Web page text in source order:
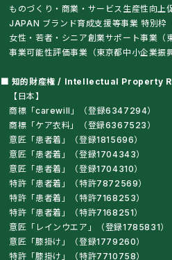
ものづくり・商業・サービス生産性向上
JAPAN ブランド育成支援等事業 特別枠
女性・若者・シニア創業サポート事業（
事業可能性評価事業（東京都中小企業振
■ 知的財産権 / Intellectual Property
【日本】
商標「carewill」（登録6347294）
商標「ケア衣料」（登録6367523）
意匠「患者着」（登録1815696）
意匠「患者着」（登録1704343）
意匠「患者着」（登録1704310）
特許「患者着」（特許7872569）
特許「患者着」（特許7168253）
特許「患者着」（特許7168251）
意匠「レインウエア」（登録1785831）
意匠「膝掛け」（登録1779260）
特許「膝掛け」（特許7710758）